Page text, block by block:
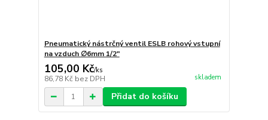
Pneumatický nástrčný ventil ESLB rohový vstupní
na vzduch ∅6mm 1/2"
105,00 Kč/ks
86,78 Kč bez DPH skladem
Přidat do košíku